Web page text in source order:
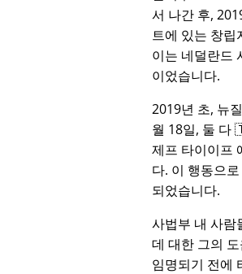
서 나간 후,
트에 있는 창립
이는 네덜란드
이었습니다.
2019년 초, 뉴
월 18일, 둘 다
제프 타이이프
다. 이 행동으
되었습니다.
사법부 내 사람
데 대한 그의
임명되기 전에